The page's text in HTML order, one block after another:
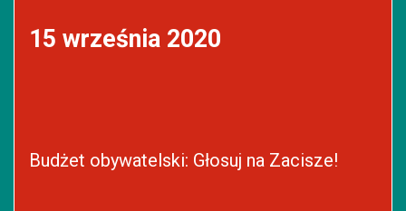
15 września 2020
Budżet obywatelski: Głosuj na Zacisze!